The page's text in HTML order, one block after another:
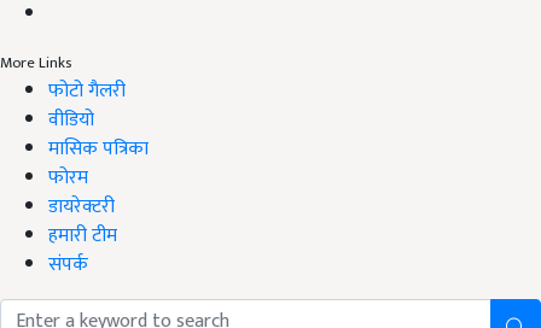
More Links
फोटो गैलरी
वीडियो
मासिक पत्रिका
फोरम
डायरेक्टरी
हमारी टीम
संपर्क